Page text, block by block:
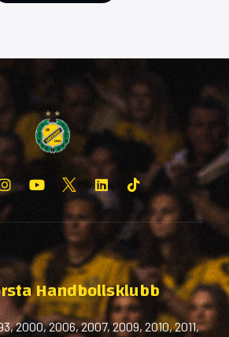
Handbollsklubb
2000, 2006, 2007, 2009, 2010, 2011,